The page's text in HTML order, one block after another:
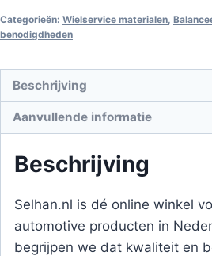
Categorieën: Wielservice materialen,
benodigdheden
Beschrijving
Aanvullende informatie
Beschrijving
Selhan.nl is dé online winkel
automotive producten in
begrijpen we dat kwaliteit en